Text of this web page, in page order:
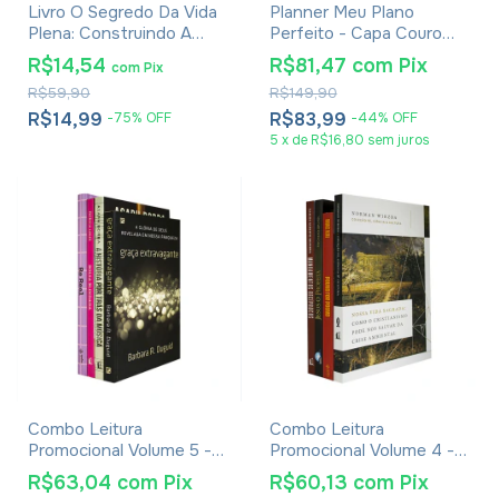
Livro O Segredo Da Vida
Plena: Construindo A
Ponte Da Fé Entre A
Mente E O Coração -
Patricia Holbrook
R$14,99 -75% OFF
R$59,90
R$14,54 comPix
Planner Meu Plano
Perfeito - Capa Couro
Soft Romântica Com
Flores
R$83,99 -44% OFF
R$149,90
R$81,47 com Pix
5 x de R$16,80 sem juros
Combo Leitura
Promocional Volume 5 -
Com 4 Livros
R$63,04 com Pix
Combo Leitura
Promocional Volume 4 -
Com 4 Livros
R$60,13 com Pix